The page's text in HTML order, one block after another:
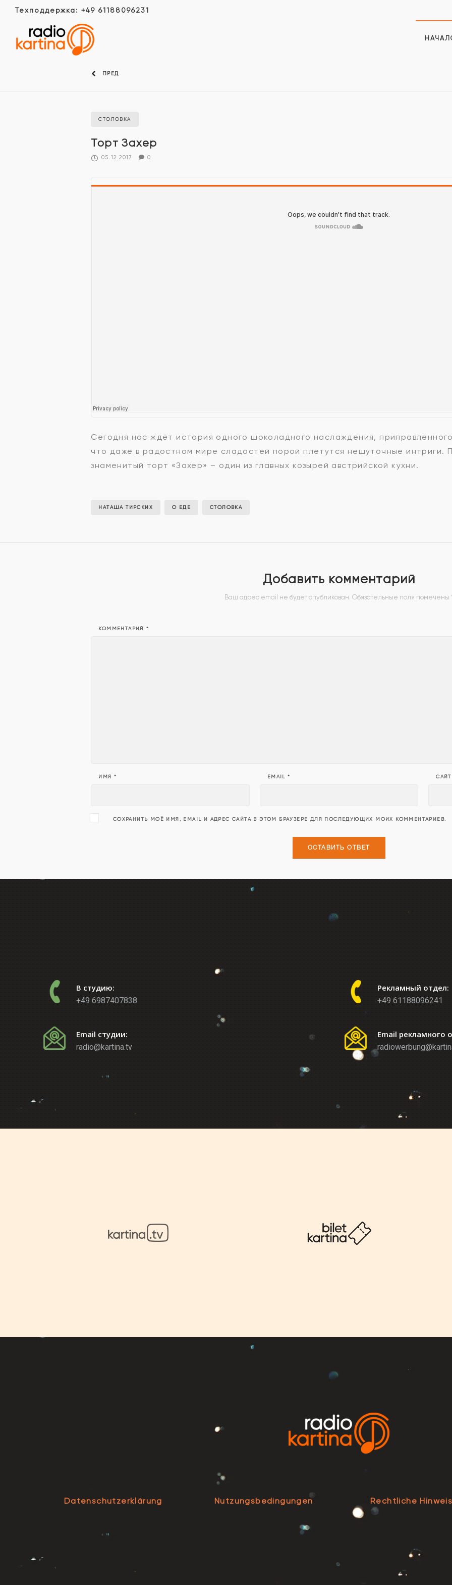
Техподдержка: +49 61188096231
ПРЕД
СТОЛОВКА
Торт Захер
05.12.2017 0
Сегодня нас ждёт история одного шоколадного наслаждения,
что даже в радостном мире сладостей порой плетутся нешуточные интриги.
знаменитый торт «Захер» – один из главных козырей австрийской кухни.
НАТАША ТИРСКИХ О ЕДЕ СТОЛОВКА
Добавить комментарий
Ваш адрес email не будет опубликован. Обязательные поля помечены
КОММЕНТАРИЙ*
ИМЯ * EMAIL* САЙТ
СОХРАНИТЬ МОЁ ИМЯ, EMAIL И АДРЕС САЙТА В ЭТОМ БРАУЗЕРЕ ДЛЯ ПОСЛЕДУЮЩИХ МОИХ КОММЕНТАРИЕВ.
В студию:
+49 6987407838
Email студии:
radio@kartina.tv
Рекламный отдел:
+49 61188096241
Email рекламного
Datenschutzerklärung Nutzungsbedingungen Rechtliche